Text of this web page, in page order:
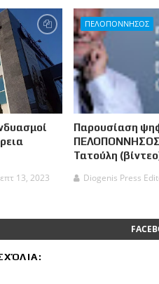
13, 2023
ΠΕΛΟΠΟΝΝΗΣΟΣ
Παρουσίαση
Τατούλη
Diogenis Press